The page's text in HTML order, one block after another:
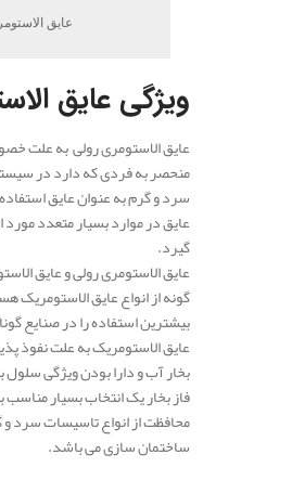
عایق
ویژگی عایق
عایق الاستومری رولی به علت
منحصر به فردی که دارد در
سرد و گرم به عنوان عایق
عایق در موارد بسیار متعدد مورد
گیرد.
عایق الاستومری رولی و عایق
گونه از انواع عایق الاستومریک
بیشترین استفاده را در صنایع
عایق الاستومریک به علت نفوذ
بخار آب و دارا بودن ویژگی سلول
فاز بخار یک انتخاب بسیار مناسب
محافظت از انواع تاسیسات سرد
ساختمان سازی می باشد.